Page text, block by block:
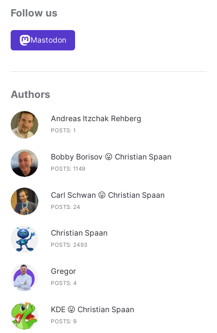
Follow us
Mastodon
Authors
Andreas Itzchak Rehberg
POSTS: 1
Bobby Borisov 😛 Christian Spaan
POSTS: 1149
Carl Schwan 😛 Christian Spaan
POSTS: 24
Christian Spaan
POSTS: 2493
Gregor
POSTS: 4
KDE 😛 Christian Spaan
POSTS: 9